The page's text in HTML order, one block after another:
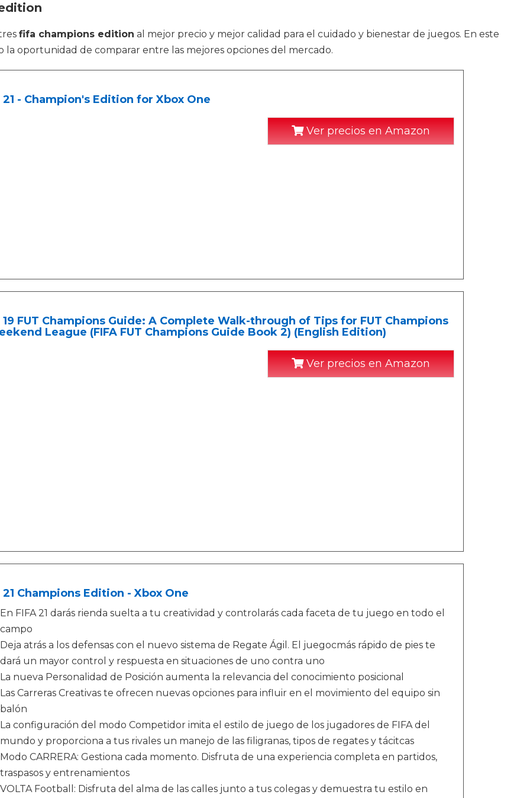
fifa champions edition al mejor precio y mejor calidad para el cuidado y bienestar de juegos. En este
oportunidad de comparar entre las mejores opciones del mercado.
21 - Champion's Edition for Xbox One
Ver precios en Amazon
19 FUT Champions Guide: A Complete Walk-through of Tips for FUT Champions
League (FIFA FUT Champions Guide Book 2) (English Edition)
Ver precios en Amazon
21 Champions Edition - Xbox One
En FIFA 21 darás rienda suelta a tu creatividad y controlarás cada faceta de tu juego en todo el
campo
Deja atrás a los defensas con el nuevo sistema de Regate Ágil. El juegocmás rápido de pies te
dará un mayor control y respuesta en situaciones de uno contra uno
La nueva Personalidad de Posición aumenta la relevancia del conocimiento posicional
Las Carreras Creativas te ofrecen nuevas opciones para influir en el movimiento del equipo sin
balón
La configuración del modo Competidor imita el estilo de juego de los jugadores de FIFA del
mundo y proporciona a tus rivales un manejo de las filigranas, tipos de regates y tácitcas
Modo CARRERA: Gestiona cada momento. Disfruta de una experiencia completa en partidos,
traspasos y entrenamientos
VOLTA Football: Disfruta del alma de las calles junto a tus colegas y demuestra tu estilo en